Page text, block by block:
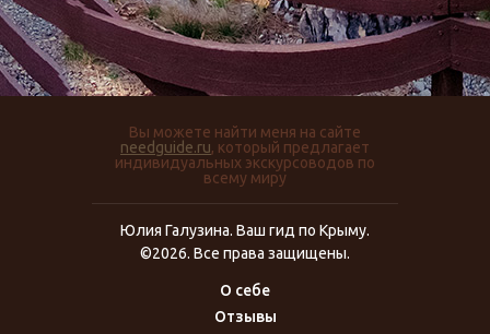
Вы можете найти меня на сайте
needguide.ru, который предлагает
индивидуальных экскурсоводов по
всему миру
Юлия Галузина. Ваш гид по Крыму.
©2026. Все права защищены.
О себе
Отзывы